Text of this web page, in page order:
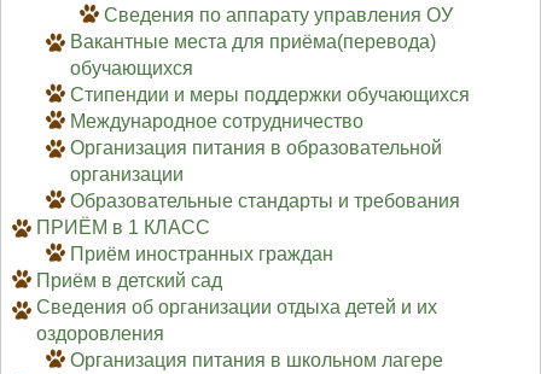
Сведения по аппарату управления ОУ
Вакантные места для приёма(перевода)
обучающихся
Стипендии и меры поддержки обучающихся
Международное сотрудничество
Организация питания в образовательной
организации
Образовательные стандарты и требования
ПРИЁМ в 1 КЛАСС
Приём иностранных граждан
Приём в детский сад
Сведения об организации отдыха детей и их
оздоровления
Организация питания в школьном лагере